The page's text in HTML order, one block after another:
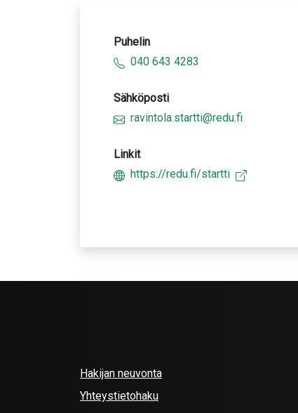
Puhelin
040 643 4283
Sähköposti
ravintola.startti@redu.fi
Linkit
https://redu.fi/startti
Hakijan neuvonta
Yhteystietohaku